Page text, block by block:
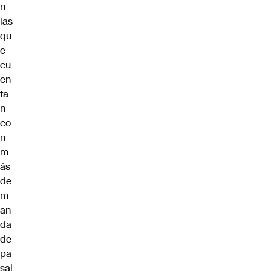
n
las
qu
e
cu
en
ta
n
co
n
m
ás
de
m
an
da
de
pa
saj